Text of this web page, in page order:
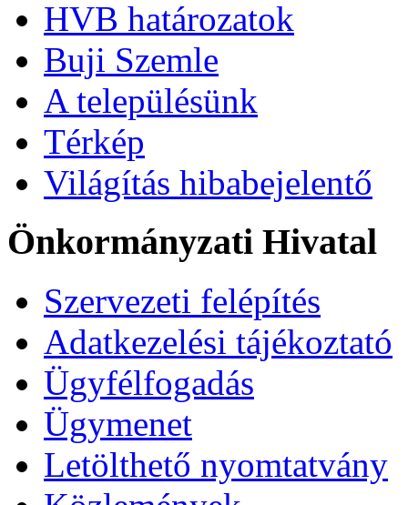
HVB határozatok
Buji Szemle
A településünk
Térkép
Világítás hibabejelentő
Önkormányzati Hivatal
Szervezeti felépítés
Adatkezelési tájékoztató
Ügyfélfogadás
Ügymenet
Letölthető nyomtatvány